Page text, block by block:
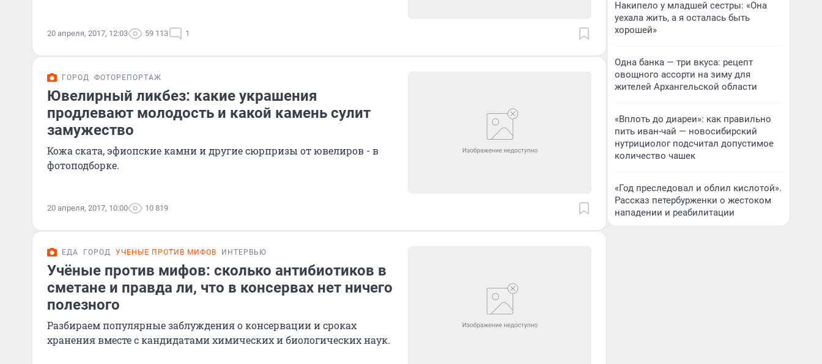
20 апреля, 2017, 12:03 59 113 1
ГОРОД ФОТОРЕПОРТАЖ
Ювелирный ликбез: какие украшения
продлевают молодость и какой камень сулит
замужество
Кожа ската, эфиопские камни и другие сюрпризы от ювелиров - в
фотоподборке.
20 апреля, 2017, 10:00 10 819
ЕДА ГОРОД УЧЕНЫЕ ПРОТИВ МИФОВ ИНТЕРВЬЮ
Учёные против мифов: сколько антибиотиков в
сметане и правда ли, что в консервах нет ничего
полезного
Разбираем популярные заблуждения о консервации и сроках
хранения вместе с кандидатами химических и биологических наук.
Накипело у младшей сестры: «Она
уехала жить, а я осталась быть
хорошей»
Одна банка — три вкуса: рецепт
овощного ассорти на зиму для
жителей Архангельской области
«Вплоть до диареи»: как правильно
пить иван-чай — новосибирский
нутрициолог подсчитал допустимое
количество чашек
«Год преследовал и облил кислотой».
Рассказ петербурженки о жестоком
нападении и реабилитации